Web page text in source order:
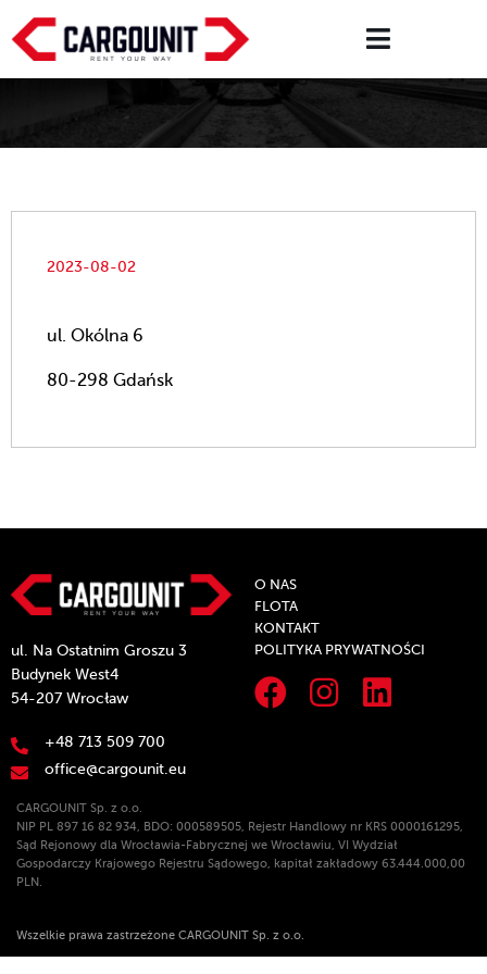
2023-08-02
ul. Okólna 6
80-298 Gdańsk
ul. Na Ostatnim Groszu 3
Budynek West4
54-207 Wrocław
+48 713 509 700
office@cargounit.eu
O NAS
FLOTA
KONTAKT
POLITYKA PRYWATNOŚCI
CARGOUNIT Sp. z o.o.
NIP PL 897 16 82 934, BDO: 000589505, Rejestr Handlowy nr KRS 0000161295,
Sąd Rejonowy dla Wrocławia-Fabrycznej we Wrocławiu, VI Wydział
Gospodarczy Krajowego Rejestru Sądowego, kapitał zakładowy 63.444.000,00
PLN.
Wszelkie prawa zastrzeżone CARGOUNIT Sp. z o.o.